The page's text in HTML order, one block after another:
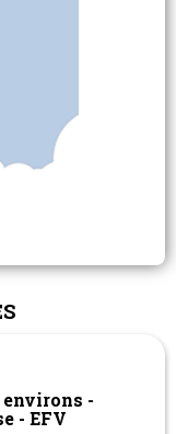
-
- EFV